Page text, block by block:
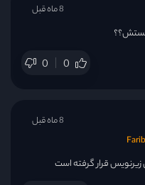
0 0
8 ماه قبل
قرار گرفته است
8 ماه قبل